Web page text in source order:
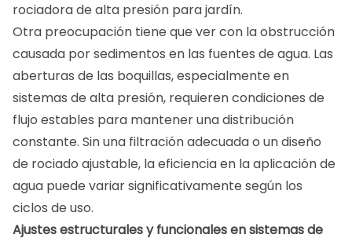
rociadora de alta presión para jardín.
Otra preocupación tiene que ver con la obstrucción
causada por sedimentos en las fuentes de agua. Las
aberturas de las boquillas, especialmente en
sistemas de alta presión, requieren condiciones de
flujo estables para mantener una distribución
constante. Sin una filtración adecuada o un diseño
de rociado ajustable, la eficiencia en la aplicación de
agua puede variar significativamente según los
ciclos de uso.
Ajustes estructurales y funcionales en sistemas de